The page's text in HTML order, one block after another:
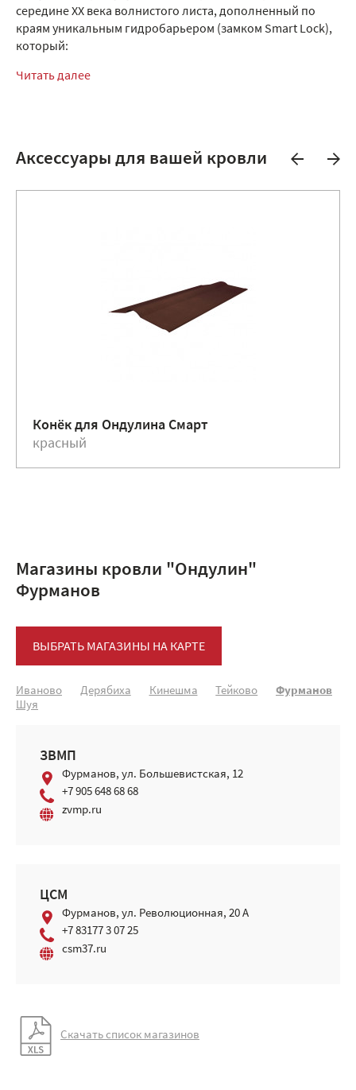
середине XX века волнистого листа, дополненный по
краям уникальным гидробарьером (замком Smart Lock),
который:
Читать далее
Аксессуары для вашей кровли
Конёк для Ондулина Смарт
красный
Магазины кровли "Ондулин"
Фурманов
ВЫБРАТЬ МАГАЗИНЫ НА КАРТЕ
Иваново Дерябиха Кинешма Тейково
Фурманов
Шуя
ЗВМП
Фурманов, ул. Большевистская, 12
+7 905 648 68 68
zvmp.ru
ЦСМ
Фурманов, ул. Революционная, 20 A
+7 83177 3 07 25
csm37.ru
Скачать список магазинов